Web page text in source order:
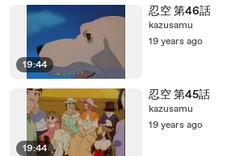
19:44
忍空 第46話
kazusamu
19 years ago
19:44
忍空 第45話
kazusamu
19 years ago